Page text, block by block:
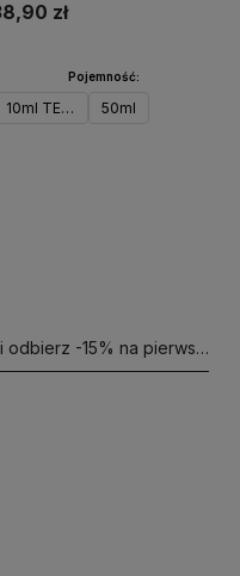
zł
Pojemność:
10ml TESTER 50ml
odbierz -15% na pierwsze